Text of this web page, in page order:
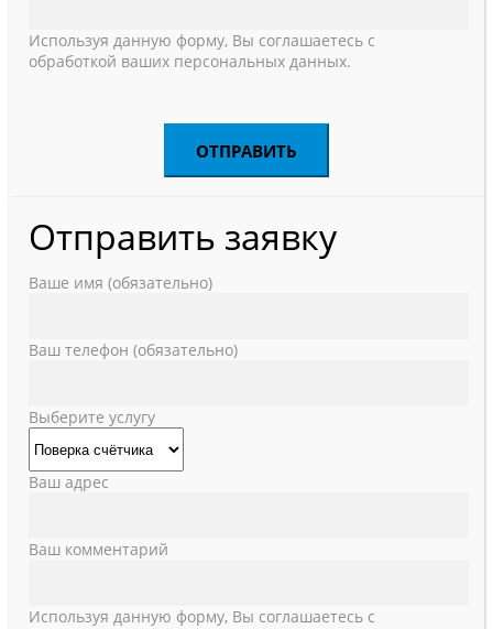
Используя данную форму, Вы соглашаетесь с
обработкой ваших персональных данных.
Отправить заявку
Ваше имя (обязательно)
Ваш телефон (обязательно)
Выберите услугу
Ваш адрес
Ваш комментарий
Используя данную форму, Вы соглашаетесь с